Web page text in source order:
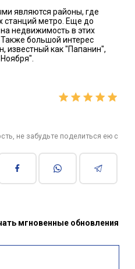
являются районы, где
станций метро. Еще до
недвижимость в этих
большой интерес
известный как "Папанин",
не забудьте поделиться ею с
мгновенные обновления